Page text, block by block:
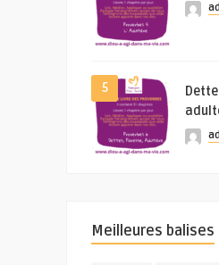
5
Meilleures balises